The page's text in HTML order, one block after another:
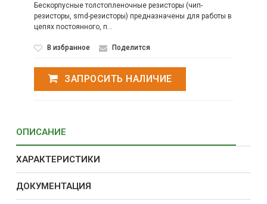
Бескорпусные толстопленочные резисторы (чип-
резисторы, smd-резисторы) предназначены для работы в
цепях постоянного, п...
В избранное Поделится
ЗАПРОСИТЬ НАЛИЧИЕ
ОПИСАНИЕ
ХАРАКТЕРИСТИКИ
ДОКУМЕНТАЦИЯ